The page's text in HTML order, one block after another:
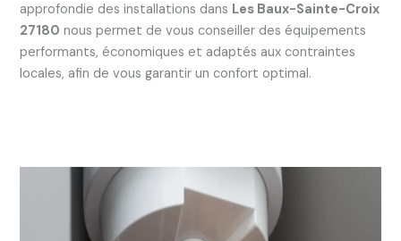
approfondie des installations dans Les Baux-Sainte-Croix
27180 nous permet de vous conseiller des équipements
performants, économiques et adaptés aux contraintes
locales, afin de vous garantir un confort optimal.